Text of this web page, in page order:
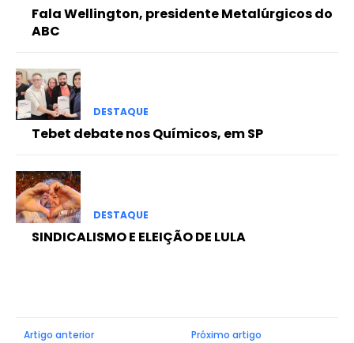
Fala Wellington, presidente Metalúrgicos do
ABC
DESTAQUE
Tebet debate nos Químicos, em SP
DESTAQUE
SINDICALISMO E ELEIÇÃO DE LULA
Artigo anterior Próximo artigo